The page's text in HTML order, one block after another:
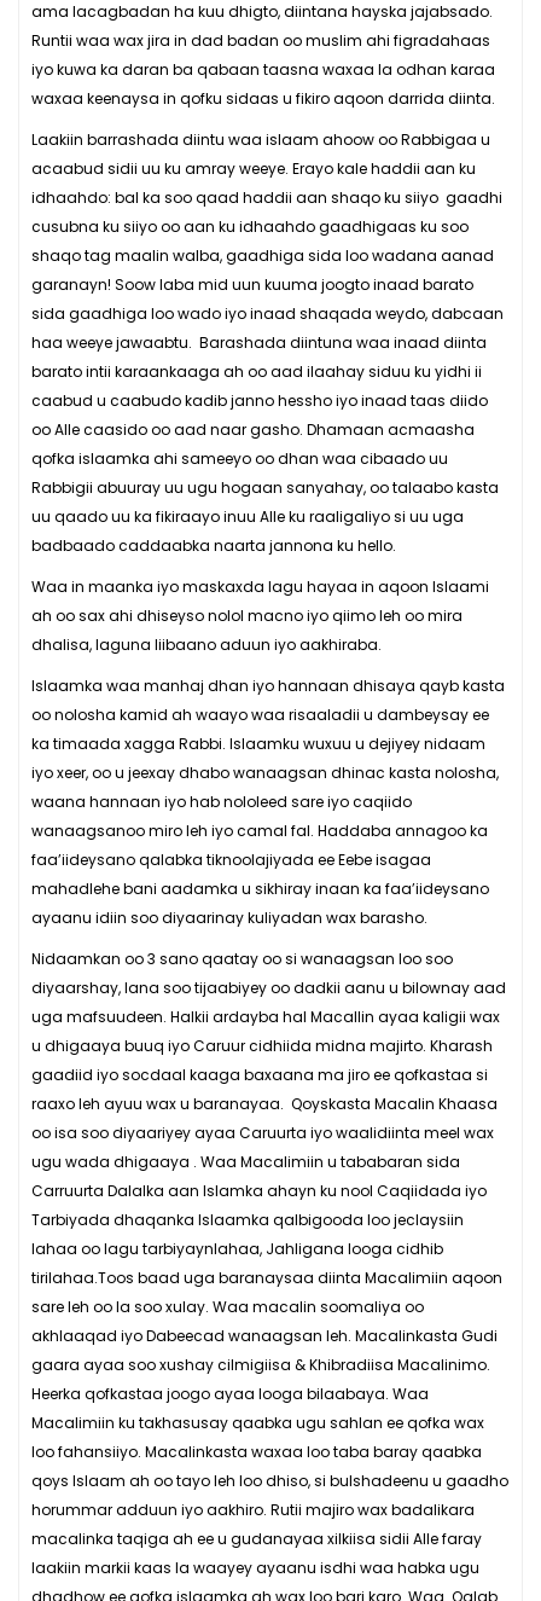
ama lacagbadan ha kuu dhigto, diintana hayska jajabsado.
Runtii waa wax jira in dad badan oo muslim ahi figradahaas
iyo kuwa ka daran ba qabaan taasna waxaa la odhan karaa
waxaa keenaysa in qofku sidaas u fikiro aqoon darrida diinta.
Laakiin barrashada diintu waa islaam ahoow oo Rabbigaa u
acaabud sidii uu ku amray weeye. Erayo kale haddii aan ku
idhaahdo: bal ka soo qaad haddii aan shaqo ku siiyo gaadhi
cusubna ku siiyo oo aan ku idhaahdo gaadhigaas ku soo
shaqo tag maalin walba, gaadhiga sida loo wadana aanad
garanayn! Soow laba mid uun kuuma joogto inaad barato
sida gaadhiga loo wado iyo inaad shaqada weydo, dabcaan
haa weeye jawaabtu. Barashada diintuna waa inaad diinta
barato intii karaankaaga ah oo aad ilaahay siduu ku yidhi ii
caabud u caabudo kadib janno hessho iyo inaad taas diido
oo Alle caasido oo aad naar gasho. Dhamaan acmaasha
qofka islaamka ahi sameeyo oo dhan waa cibaado uu
Rabbigii abuuray uu ugu hogaan sanyahay, oo talaabo kasta
uu qaado uu ka fikiraayo inuu Alle ku raaligaliyo si uu uga
badbaado caddaabka naarta jannona ku hello.
Waa in maanka iyo maskaxda lagu hayaa in aqoon Islaami
ah oo sax ahi dhiseyso nolol macno iyo qiimo leh oo mira
dhalisa, laguna liibaano aduun iyo aakhiraba.
Islaamka waa manhaj dhan iyo hannaan dhisaya qayb kasta
oo nolosha kamid ah waayo waa risaaladii u dambeysay ee
ka timaada xagga Rabbi. Islaamku wuxuu u dejiyey nidaam
iyo xeer, oo u jeexay dhabo wanaagsan dhinac kasta nolosha,
waana hannaan iyo hab nololeed sare iyo caqiido
wanaagsanoo miro leh iyo camal fal. Haddaba annagoo ka
faa’iideysano qalabka tiknoolajiyada ee Eebe isagaa
mahadlehe bani aadamka u sikhiray inaan ka faa’iideysano
ayaanu idiin soo diyaarinay kuliyadan wax barasho.
Nidaamkan oo 3 sano qaatay oo si wanaagsan loo soo
diyaarshay, lana soo tijaabiyey oo dadkii aanu u bilownay aad
uga mafsuudeen. Halkii ardayba hal Macallin ayaa kaligii wax
u dhigaaya buuq iyo Caruur cidhiida midna majirto. Kharash
gaadiid iyo socdaal kaaga baxaana ma jiro ee qofkastaa si
raaxo leh ayuu wax u baranayaa. Qoyskasta Macalin Khaasa
oo isa soo diyaariyey ayaa Caruurta iyo waalidiinta meel wax
ugu wada dhigaaya . Waa Macalimiin u tababaran sida
Carruurta Dalalka aan Islamka ahayn ku nool Caqiidada iyo
Tarbiyada dhaqanka Islaamka qalbigooda loo jeclaysiin
lahaa oo lagu tarbiyaynlahaa, Jahligana looga cidhib
tirilahaa.Toos baad uga baranaysaa diinta Macalimiin aqoon
sare leh oo la soo xulay. Waa macalin soomaliya oo
akhlaaqad iyo Dabeecad wanaagsan leh. Macalinkasta Gudi
gaara ayaa soo xushay cilmigiisa & Khibradiisa Macalinimo.
Heerka qofkastaa joogo ayaa looga bilaabaya. Waa
Macalimiin ku takhasusay qaabka ugu sahlan ee qofka wax
loo fahansiiyo. Macalinkasta waxaa loo taba baray qaabka
qoys Islaam ah oo tayo leh loo dhiso, si bulshadeenu u gaadho
horummar adduun iyo aakhiro. Rutii majiro wax badalikara
macalinka taqiga ah ee u gudanayaa xilkiisa sidii Alle faray
laakiin markii kaas la waayey ayaanu isdhi waa habka ugu
dhadhow ee qofka islaamka ah wax loo bari karo. Waa Qalab